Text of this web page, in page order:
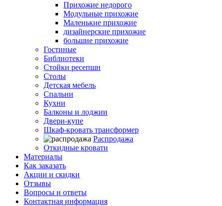
Прихожие недорого
Модульные прихожие
Маленькие прихожие
дизайнерские прихожие
большие прихожие
Гостиные
Библиотеки
Стойки ресепшн
Столы
Детская мебель
Спальни
Кухни
Балконы и лоджии
Двери-купе
Шкаф-кровать трансформер
Распродажа
Откидные кровати
Материалы
Как заказать
Акции и скидки
Отзывы
Вопросы и ответы
Контактная информация